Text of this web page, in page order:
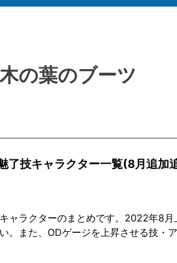
木の葉のブーツ
了技キャラクター一覧(8月追加
ャラクターのまとめです。2022年8
。また、ODゲージを上昇させる技・